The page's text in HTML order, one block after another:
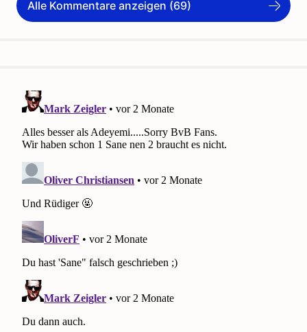
Alle Kommentare anzeigen (69)